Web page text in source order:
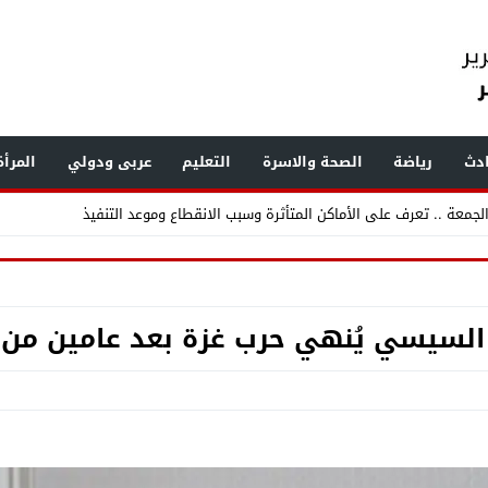
رياضة الصحة والاسرة التعليم عربى ودولي
.. تعرف على الأماكن المتأثرة وسبب الانقطاع وموعد التنفيذ
لأهالي الحوامدية بافتتاح وحدتي القلب والمناظير
الثقة في رئيس ومعاوني مباحث قسم شرطة الحوامدية ودفع دماء جديدة
يُنهي حرب غزة بعد عامين من